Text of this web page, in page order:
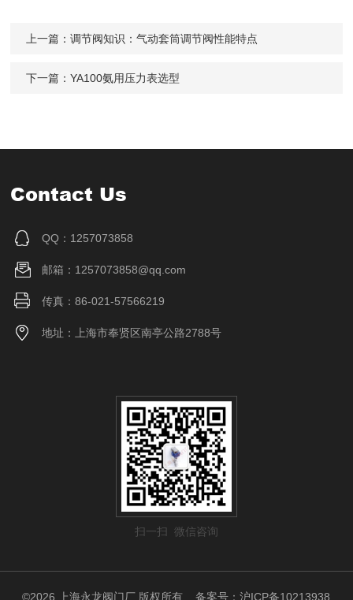
上一篇：调节阀知识：气动套筒调节阀性能特点
下一篇：YA100氨用压力表选型
Contact Us
QQ：1257073858
邮箱：1257073858@qq.com
传真：86-021-57566219
地址：上海市奉贤区南亭公路2788号
扫一扫 微信咨询
©2026 上海永龙阀门厂 版权所有备案号：沪ICP备10213938